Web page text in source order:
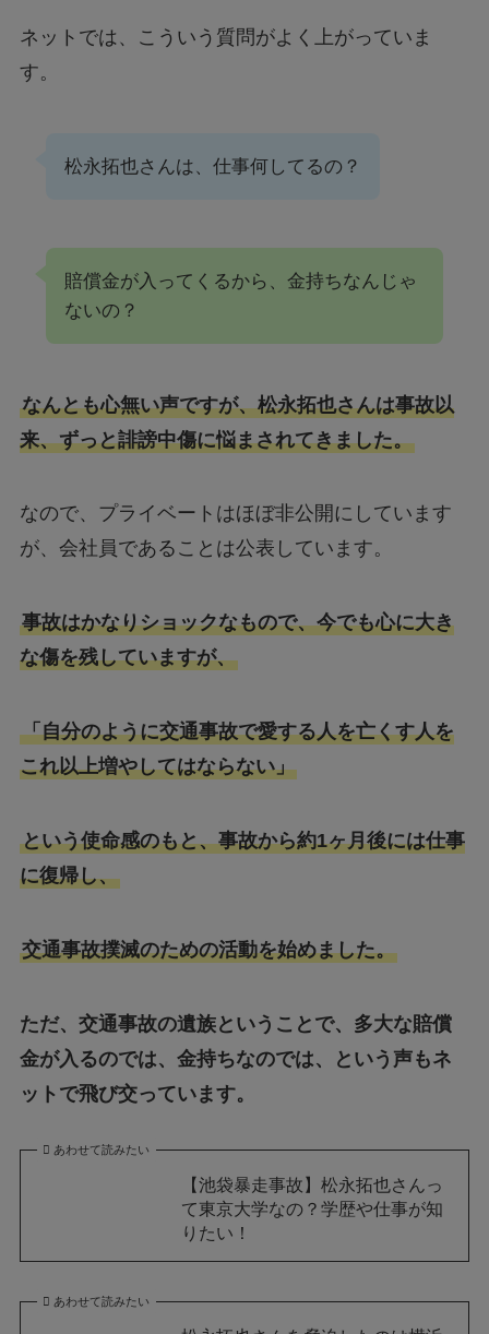
ネットでは、こういう質問がよく上がっていま
す。
松永拓也さんは、仕事何してるの？
賠償金が入ってくるから、金持ちなんじゃ
ないの？
なんとも心無い声ですが、松永拓也さんは事故以
来、ずっと誹謗中傷に悩まされてきました。
なので、プライベートはほぼ非公開にしています
が、会社員であることは公表しています。
事故はかなりショックなもので、今でも心に大き
な傷を残していますが、
「自分のように交通事故で愛する人を亡くす人を
これ以上増やしてはならない」
という使命感のもと、事故から約1ヶ月後には仕事
に復帰し、
交通事故撲滅のための活動を始めました。
ただ、交通事故の遺族ということで、多大な賠償
金が入るのでは、金持ちなのでは、という声もネ
ットで飛び交っています。
あわせて読みたい
【池袋暴走事故】松永拓也さんっ
て東京大学なの？学歴や仕事が知
りたい！
あわせて読みたい